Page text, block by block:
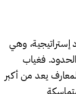
وهي
الحدود. فغياب
يعد من أكبر